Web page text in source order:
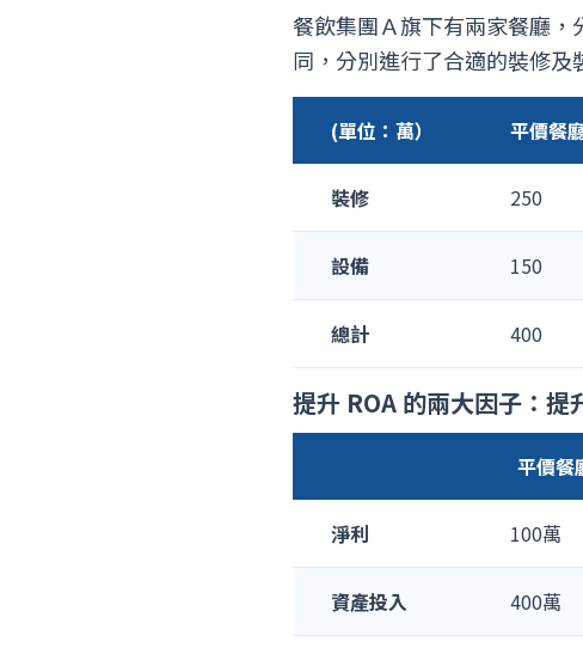
餐飲集團Ａ旗下有兩家餐廳
同，分別進行了合適的裝修及
(單位：萬） 平價餐
裝修 250
設備 150
總計 400
提升 ROA 的兩大因子：提
平價餐
淨利 100萬
資產投入 400萬